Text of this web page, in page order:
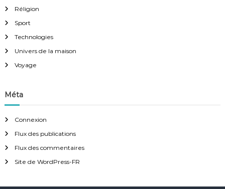
Réligion
Sport
Technologies
Univers de la maison
Voyage
Méta
Connexion
Flux des publications
Flux des commentaires
Site de WordPress-FR